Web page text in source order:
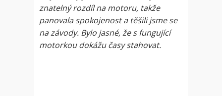
znatelný rozdíl na motoru, takže
panovala spokojenost a těšili jsme se
na závody. Bylo jasné, že s fungující
motorkou dokážu časy stahovat.